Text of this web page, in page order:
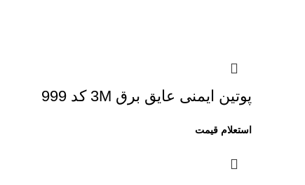
پوتین ایمنی عایق برق 3M کد 999